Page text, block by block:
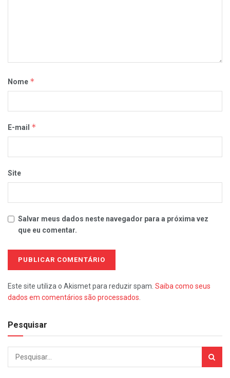
Nome *
E-mail *
Site
Salvar meus dados neste navegador para a próxima vez
que eu comentar.
Este site utiliza o Akismet para reduzir spam. Saiba como seus
dados em comentários são processados
Pesquisar